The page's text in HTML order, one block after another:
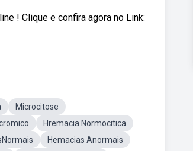
! Clique e confira agora no Link:
Microcitose
Hremacia Normocitica
Hemacias Anormais